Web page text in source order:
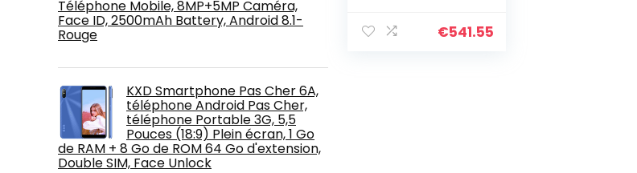
Téléphone Mobile, 8MP+5MP Caméra,
Face ID, 2500mAh Battery, Android 8.1-
Rouge
KXD Smartphone Pas Cher 6A,
téléphone Android Pas Cher,
téléphone Portable 3G, 5,5
Pouces (18:9) Plein écran, 1 Go
de RAM + 8 Go de ROM 64 Go d'extension,
Double SIM, Face Unlock
Action cam, Noir
€541.55